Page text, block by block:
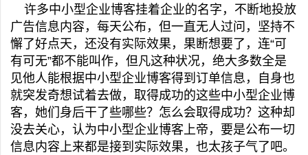
许多中小型企业博客挂着企业的名字，不断地投放
广告信息内容，每天公布，但一直无人过问，坚持不
懈了好点天，还没有实际效果，果断想要了，连“可
有可无”都不能叫作，但凡这种状况，绝大多数全是
见他人能根据中小型企业博客得到订单信息，自身也
就突发奇想试着去做，取得成功的这些中小型企业博
客，她们身后干了些哪些？怎么会取得成功？这种却
没去关心，认为中小型企业博客上帝，要是公布一切
信息内容上来都是接到实际效果，也太孩子气了吧。